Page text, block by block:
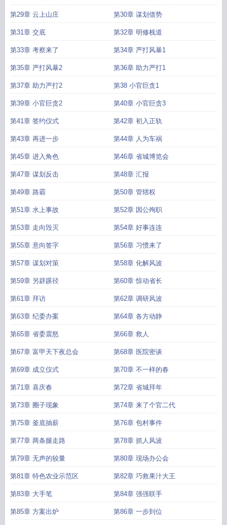
第29章 云上山庄 第30章 谋划借势
第31章 交底 第32章 明修栈道
第33章 考察来了 第34章 严打风暴1
第35章 严打风暴2 第36章 助力严打1
第37章 助力严打2 第38 小官巨贪1
第39章 小官巨贪2 第40章 小官巨贪3
第41章 签约仪式 第42章 初入正轨
第43章 再进一步 第44章 人为车祸
第45章 进入角色 第46章 省城博览会
第47章 谋划反击 第48章 汇报
第49章 路霸 第50章 管辖权
第51章 水上事故 第52章 因公殉职
第53章 走向毁灭 第54章 好事连连
第55章 意向签字 第56章 习惯来了
第57章 谋划对策 第58章 化解风波
第59章 另辟蹊径 第60章 惊动省长
第61章 拜访 第62章 调研风波
第63章 纪委办案 第64章 各方动静
第65章 省委震怒 第66章 救人
第67章 富甲天下夜总会 第68章 医院密谈
第69章 成立仪式 第70章 不一样的春
第71章 喜庆春 第72章 省城拜年
第73章 圈子现象 第74章 来了个官二代
第75章 釜底抽薪 第76章 包村事件
第77章 两条腿走路 第78章 抓人风波
第79章 无声的较量 第80章 现场办公会
第81章 特色农业示范区 第82章 巧救果汁大王
第83章 大手笔 第84章 强强联手
第85章 方案出炉 第86章 一步到位